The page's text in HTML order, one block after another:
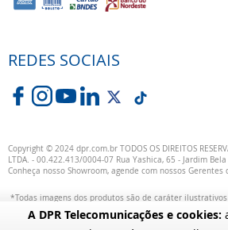
A DPR Telecomunicações e cookies:
REDES SOCIAIS
Copyright © 2024 dpr.com.br TODOS OS DIREITOS
LTDA. - 00.422.413/0004-07 Rua Yashica, 65 - Jardim Bela
Conheça nosso Showroom, agende com nossos Gerentes
*Todas imagens dos produtos são de caráter
ou exata definição das suas
alterações específicas nos produtos poderão ocorrer